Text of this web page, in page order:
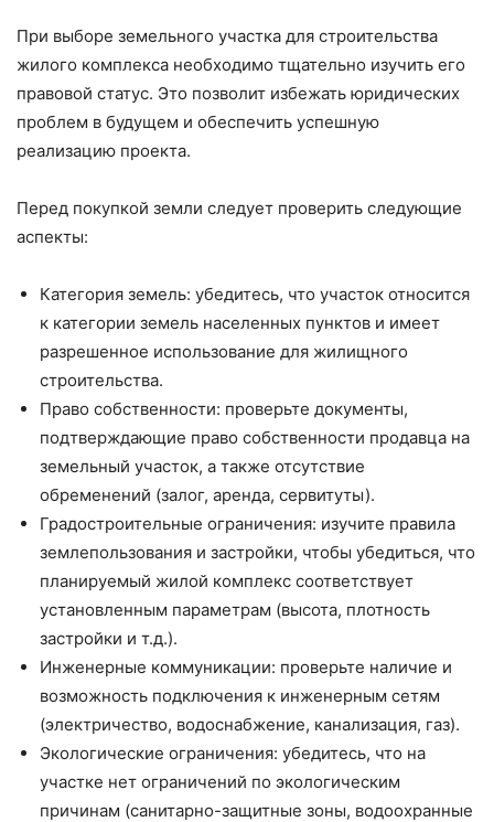
При выборе земельного участка для строительства
жилого комплекса необходимо тщательно изучить его
правовой статус. Это позволит избежать юридических
проблем в будущем и обеспечить успешную
реализацию проекта.
Перед покупкой земли следует проверить следующие
аспекты:
Категория земель: убедитесь, что участок относится
к категории земель населенных пунктов и имеет
разрешенное использование для жилищного
строительства.
Право собственности: проверьте документы,
подтверждающие право собственности продавца на
земельный участок, а также отсутствие
обременений (залог, аренда, сервитуты).
Градостроительные ограничения: изучите правила
землепользования и застройки, чтобы убедиться, что
планируемый жилой комплекс соответствует
установленным параметрам (высота, плотность
застройки и т.д.).
Инженерные коммуникации: проверьте наличие и
возможность подключения к инженерным сетям
(электричество, водоснабжение, канализация, газ).
Экологические ограничения: убедитесь, что на
участке нет ограничений по экологическим
причинам (санитарно-защитные зоны, водоохранные